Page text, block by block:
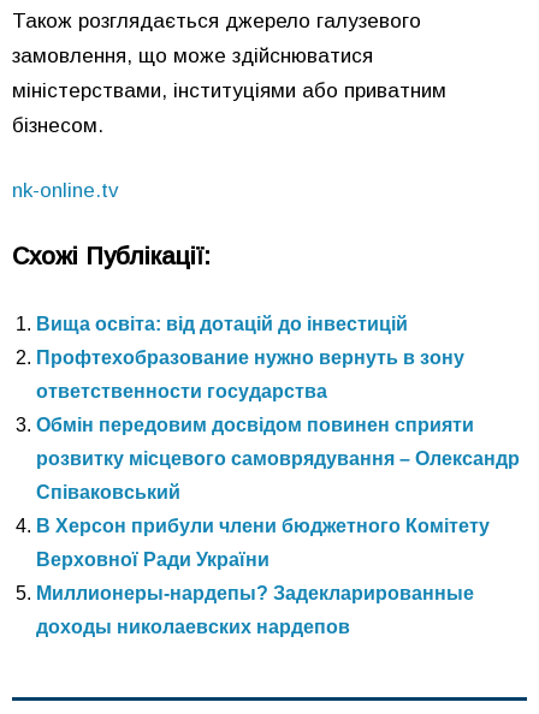
Також розглядається джерело галузевого
замовлення, що може здійснюватися
міністерствами, інституціями або приватним
бізнесом.
nk-online.tv
Схожі Публікації:
Вища освіта: від дотацій до інвестицій
Профтехобразование нужно вернуть в зону
ответственности государства
Обмін передовим досвідом повинен сприяти
розвитку місцевого самоврядування – Олександр
Співаковський
В Херсон прибули члени бюджетного Комітету
Верховної Ради України
Миллионеры-нардепы? Задекларированные
доходы николаевских нардепов